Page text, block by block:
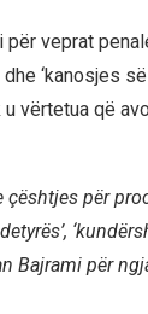
veprat
‘kanosjes
vërtetua që
për
Bajrami për